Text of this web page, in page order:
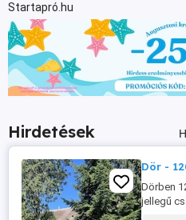
Startapró.hu
Hirdetések
Dör -
Dörben
jellegű